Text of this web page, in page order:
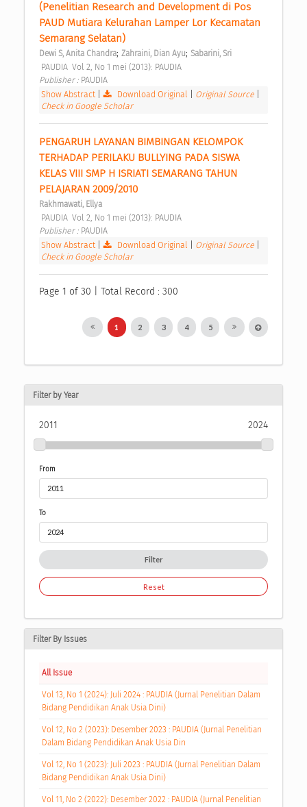
(Penelitian Research and Development di Pos
PAUD Mutiara Kelurahan Lamper Lor Kecamatan
Semarang Selatan)
Dewi S, Anita Chandra; Zahraini, Dian Ayu; Sabarini, Sri
PAUDIA  Vol 2, No 1 mei (2013): PAUDIA
Publisher : PAUDIA
Show Abstract| Download Original Original Source
Check in Google Scholar
PENGARUH LAYANAN BIMBINGAN KELOMPOK
TERHADAP PERILAKU BULLYING PADA SISWA
KELAS VIII SMP H ISRIATI SEMARANG TAHUN
PELAJARAN 2009/2010
Rakhmawati, Ellya
PAUDIA  Vol 2, No 1 mei (2013): PAUDIA
Publisher : PAUDIA
Show Abstract| Download Original Original Source
Check in Google Scholar
Page 1 of 30 | Total Record : 300
1 2 3 4 5
Filter by Year
2011 2024
From
To
Filter
Reset
Filter By Issues
All Issue
Vol 13, No 1 (2024): Juli 2024 : PAUDIA (Jurnal Penelitian Dalam
Bidang Pendidikan Anak Usia Dini)
Vol 12, No 2 (2023): Desember 2023 : PAUDIA (Jurnal Penelitian
Dalam Bidang Pendidikan Anak Usia Din
Vol 12, No 1 (2023): Juli 2023 : PAUDIA (Jurnal Penelitian Dalam
Bidang Pendidikan Anak Usia Dini)
Vol 11, No 2 (2022): Desember 2022 : PAUDIA (Jurnal Penelitian